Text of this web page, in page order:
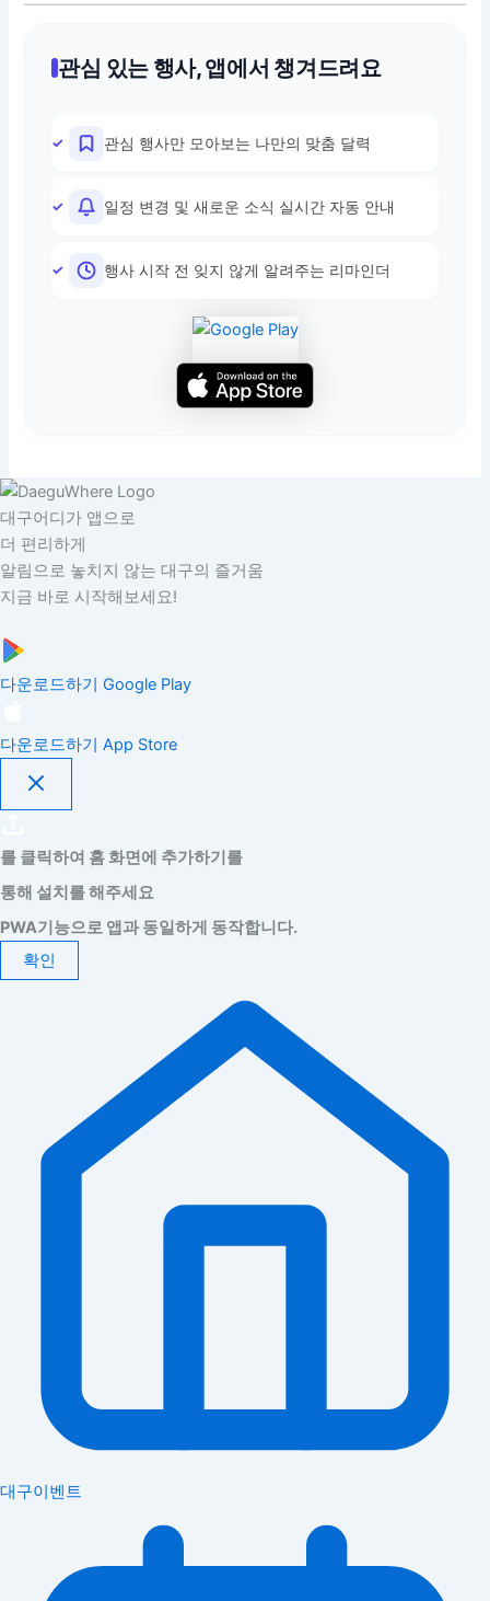
관심 있는 행사, 앱에서 챙겨드려요
관심 행사만 모아보는 나만의 맞춤 달력
일정 변경 및 새로운 소식 실시간 자동 안내
행사 시작 전 잊지 않게 알려주는 리마인더
대구어디가 앱으로
더 편리하게
알림으로 놓치지 않는 대구의 즐거움
지금 바로 시작해보세요!
다운로드하기 Google Play
다운로드하기 App Store
를 클릭하여 홈 화면에 추가하기를
통해 설치를 해주세요
PWA기능으로 앱과 동일하게 동작합니다.
확인
대구이벤트